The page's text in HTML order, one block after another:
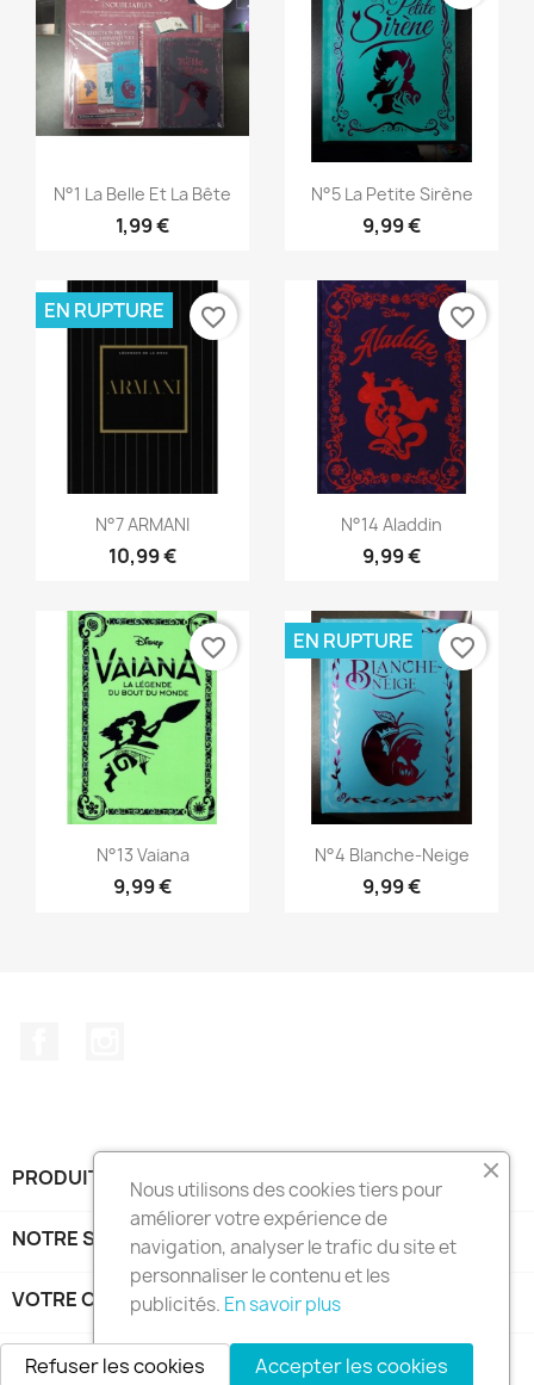
 Aperçu rapide
N°1 La Belle Et La Bête
1,99 €
Aperçu rapide
N°5 La Petite Sirène
9,99 €
Aperçu rapide
N°7 ARMANI
10,99 €
EN RUPTURE favorite_border
Aperçu rapide
N°14 Aladdin
9,99 €
favorite_border
Aperçu rapide
N°13 Vaiana
9,99 €
favorite_border
Aperçu rapide
N°4 Blanche-Neige
9,99 €
EN RUPTURE favorite_border
PRODUITS 
NOTRE SOCIÉTÉ
VOTRE COMPTE
INFORMATIONS
Nous utilisons des cookies tiers pour
améliorer votre expérience de
navigation, analyser le trafic du site et
personnaliser le contenu et les
publicités. En savoir plus
Accepter les cookies
Refuser les cookies